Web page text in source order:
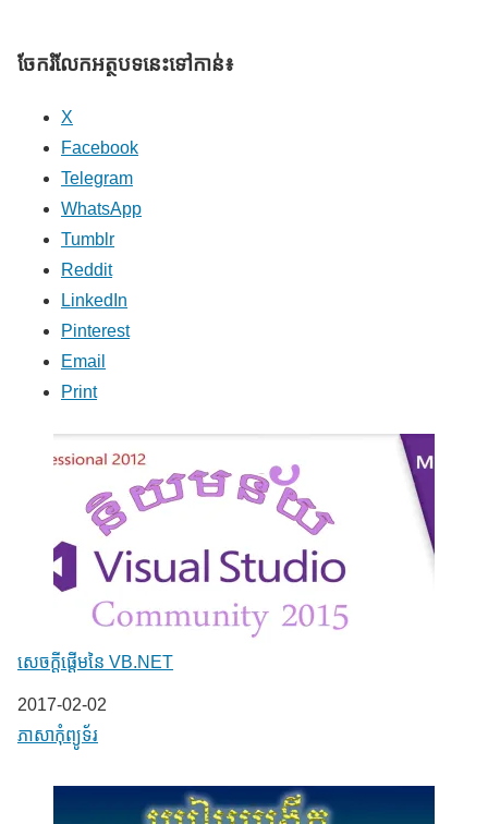
ចែករំលែក​អត្ថបទនេះទៅកាន់៖
X
Facebook
Telegram
WhatsApp
Tumblr
Reddit
LinkedIn
Pinterest
Email
Print
សេចក្តីផ្តើមនៃ VB.NET
Date
2017-02-02
In relation to
ភាសា​កុំព្យូទ័រ